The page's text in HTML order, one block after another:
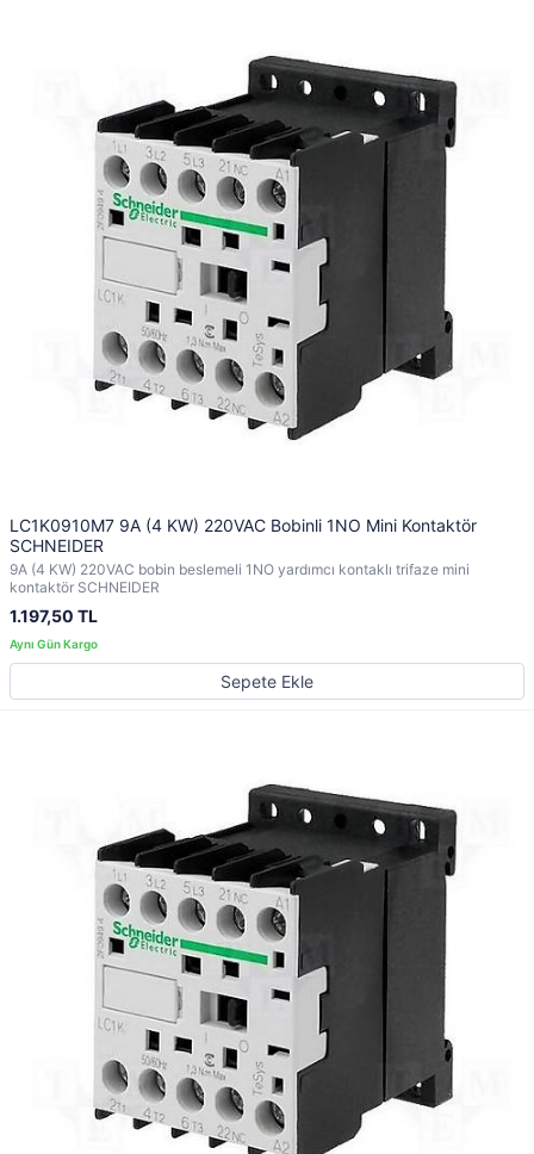
LC1K0910M7 9A (4 KW) 220VAC Bobinli 1NO Mini Kontaktör
SCHNEIDER
9A (4 KW) 220VAC bobin beslemeli 1NO yardımcı kontaklı trifaze mini
kontaktör SCHNEIDER
1.197,50 TL
Sepete Ekle